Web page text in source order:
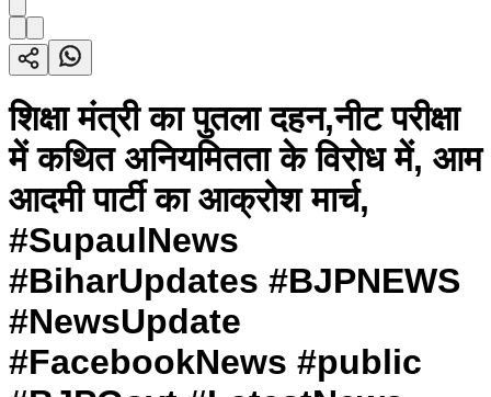
शिक्षा मंत्री का पुतला दहन,नीट परीक्षा
में कथित अनियमितता के विरोध में, आम
आदमी पार्टी का आक्रोश मार्च,
#SupaulNews
#BiharUpdates #BJPNEWS
#NewsUpdate
#FacebookNews #public